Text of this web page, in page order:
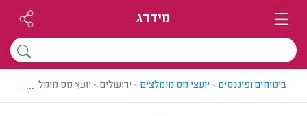
מידרג
ביטוחים ופיננסים> יועצי מס מומלצים> ירושלים > יועץ מס מומלץ - רו"ח
...